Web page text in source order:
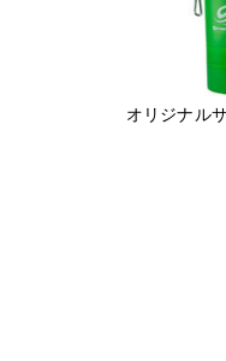
オリジナル